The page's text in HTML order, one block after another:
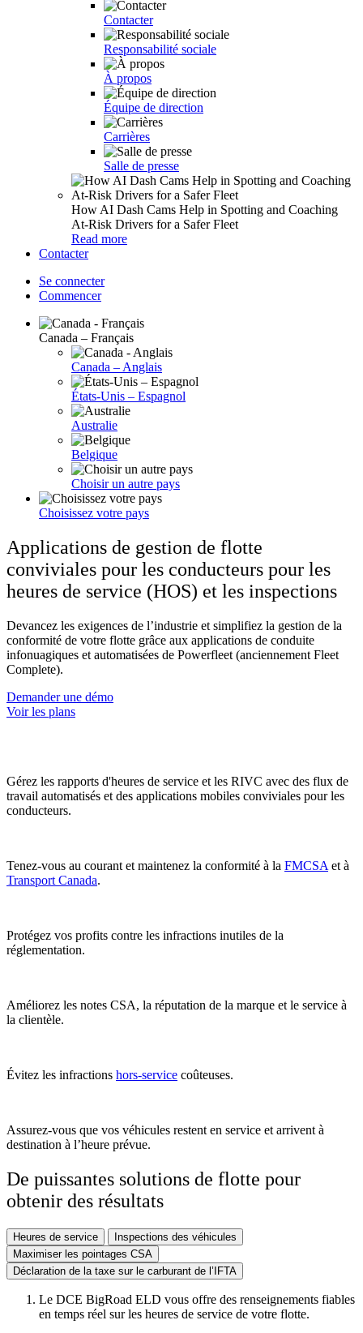
Contacter
Responsabilité sociale
À propos
Équipe de direction
Carrières
Salle de presse
How AI Dash Cams Help in Spotting and Coaching
At-Risk Drivers for a Safer Fleet
Read more
Contacter
Se connecter
Commencer
Canada – Français
Canada – Anglais
États-Unis – Espagnol
Australie
Belgique
Choisir un autre pays
Choisissez votre pays
Applications de gestion de flotte
conviviales pour les conducteurs pour les
heures de service (HOS) et les inspections
Devancez les exigences de l’industrie et simplifiez la gestion de la
conformité de votre flotte grâce aux applications de conduite
infonuagiques et automatisées de Powerfleet (anciennement Fleet
Complete).
Demander une démo
Voir les plans
Gérez les rapports d'heures de service et les RIVC avec des flux de
travail automatisés et des applications mobiles conviviales pour les
conducteurs.
Tenez-vous au courant et maintenez la conformité à la FMCSA et à
Transport Canada.
Protégez vos profits contre les infractions inutiles de la
réglementation.
Améliorez les notes CSA, la réputation de la marque et le service à
la clientèle.
Évitez les infractions hors-service coûteuses.
Assurez-vous que vos véhicules restent en service et arrivent à
destination à l’heure prévue.
De puissantes solutions de flotte pour
obtenir des résultats
Heures de service
Inspections des véhicules
Maximiser les pointages CSA
Déclaration de la taxe sur le carburant de l’IFTA
Le DCE BigRoad ELD vous offre des renseignements fiables
en temps réel sur les heures de service de votre flotte.